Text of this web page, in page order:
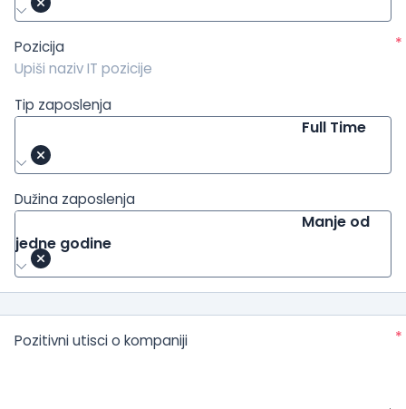
Pozicija *
Tip zaposlenja
Full Time
Dužina zaposlenja
Manje od
jedne godine
Pozitivni utisci o kompaniji *